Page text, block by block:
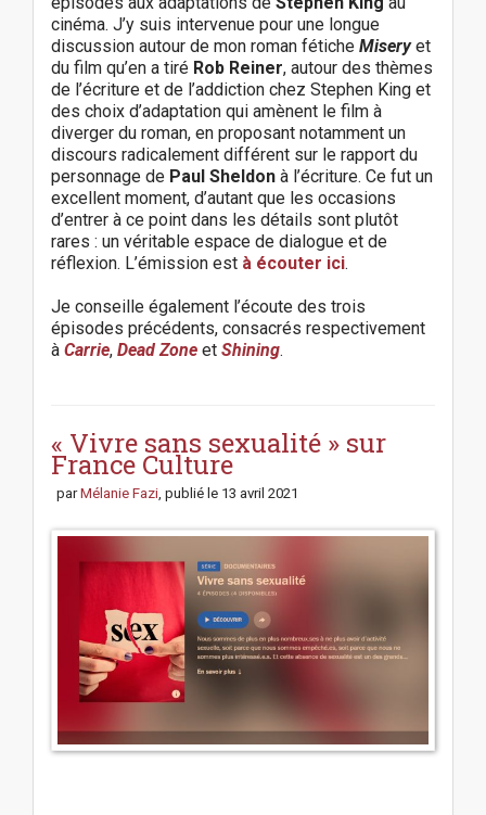
cinéma. J’y suis intervenue pour une longue
discussion autour de mon roman fétiche Miseryet
du film qu’en a tiré Rob Reiner, autour des thèmes
de l’écriture et de l’addiction chez Stephen King et
des choix d’adaptation qui amènent le film à
diverger du roman, en proposant notamment un
discours radicalement différent sur le rapport du
personnage de Paul Sheldon à l’écriture. Ce fut un
excellent moment, d’autant que les occasions
d’entrer à ce point dans les détails sont plutôt
rares : un véritable espace de dialogue et de
réflexion. L’émission est à écouter ici.
Je conseille également l’écoute des trois
épisodes précédents, consacrés respectivement
à Carrie, Dead Zone et Shining.
s
t
n
a
v
« Vivre sans sexualité » sur
France Culture
parMélanie Fazi, publié le 13 avril 2021